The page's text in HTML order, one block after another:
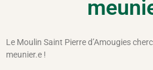
Le Moulin Saint Pierre d’Amougies
meunier.e !